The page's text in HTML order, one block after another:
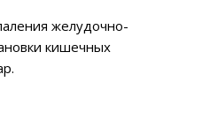
желудочно-
кишечных